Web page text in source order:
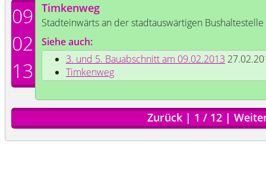
09
02
13
Timkenweg
Stadteinwärts an der stadtauswärtigen
Siehe auch:
3. und 5. Bauabschnitt am 09.02.2013
Timkenweg
Zurück | 1 / 12 |